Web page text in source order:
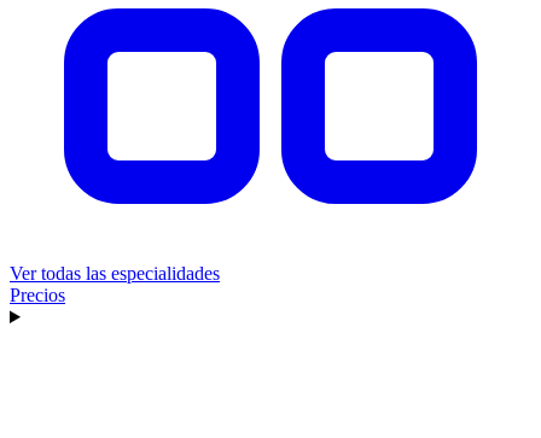
Ver todas las especialidades
Precios